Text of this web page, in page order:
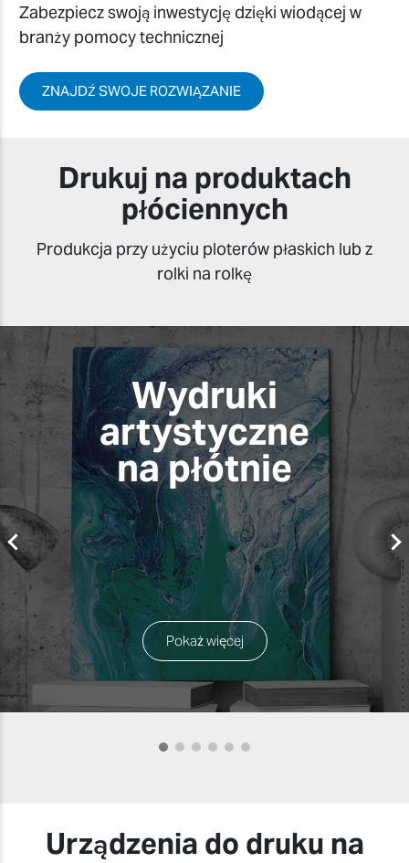
Zabezpiecz swoją inwestycję dzięki wiodącej w
branży pomocy technicznej
ZNAJDŹ SWOJE ROZWIĄZANIE
Drukuj na produktach
płóciennych
Produkcja przy użyciu ploterów płaskich lub z
rolki na rolkę
Wydruki
artystyczne
na płótnie
Pokaż więcej
Urządzenia do druku na